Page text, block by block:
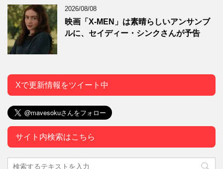
2026/08/08
映画「X-MEN」は素晴らしいアンサンブ
ルに、セイディー・シンクさんが予告
Xで更新情報をツイート中
サイト内検索はこちら